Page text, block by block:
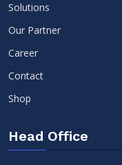
Solutions
Our Partner
Career
Contact
Shop
Head Office